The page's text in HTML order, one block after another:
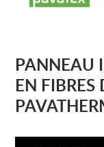
PANNEAU
EN FIBRES